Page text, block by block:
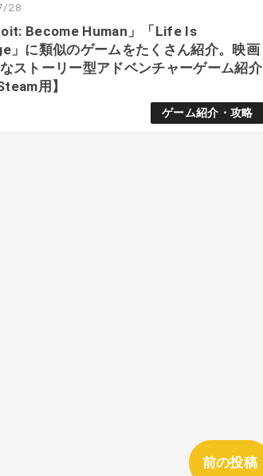
28
Become Human」「Life Is
」に類似のゲームをたくさん紹介。映画
ストーリー型アドベンチャーゲーム紹介
用】
ゲーム紹介・攻略
前の投稿